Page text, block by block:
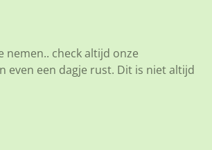
nemen.. check altijd onze
even een dagje rust. Dit is niet altijd